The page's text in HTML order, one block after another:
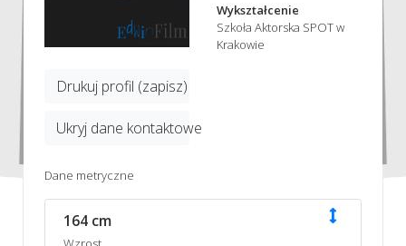
Drukuj profil (zapisz)
Ukryj dane kontaktowe
Wykształcenie
Szkoła Aktorska SPOT w
Krakowie
Dane metryczne
164 cm